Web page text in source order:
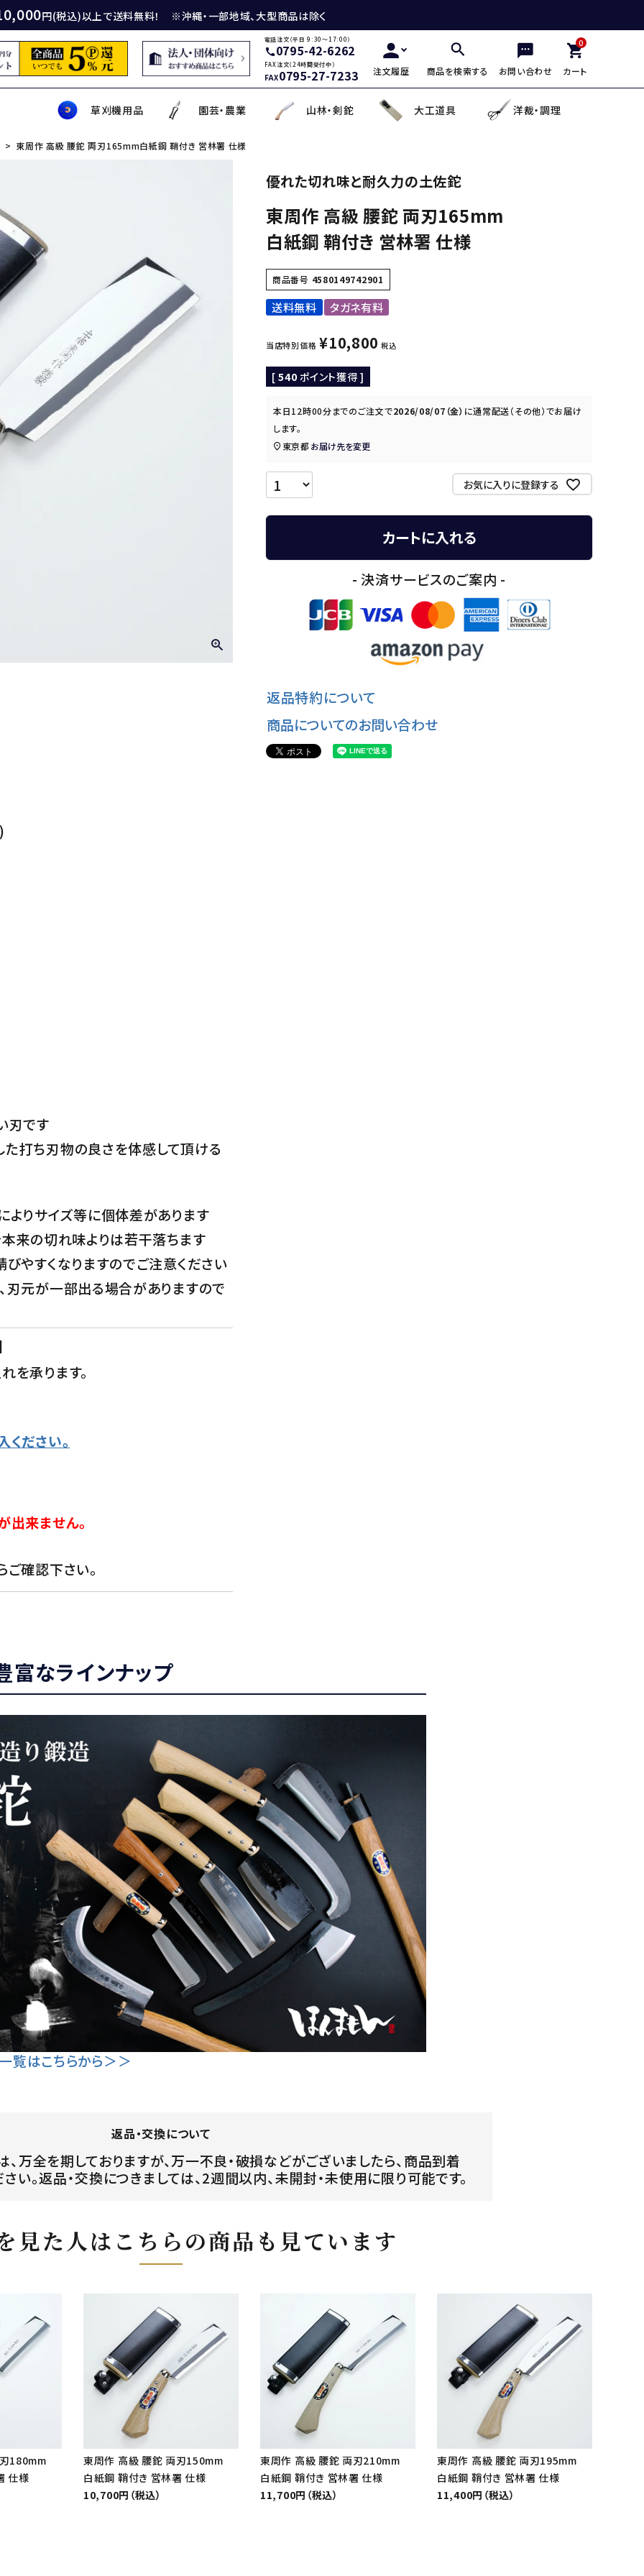
円(税込)以上で送料無料！ ※沖縄・一部地域、大型商品は除く
電話注文（平日 9:30～17:00）
call0795-42-6262
FAX注文（24時間受付中）
FAX0795-27-7233 注文履歴 商品を検索する お問い合わせ
0
カート
ィナイフ 牛刀・筋引き・骨スキ 麺切り包丁
ト商品 包丁収納・ケース デザイン包丁
包丁用砥石 面直し砥石
・金剛砂 メンテナンス用品 セット品
造林鎌
り鎌
草刈機用品
刈機用刃 充電式除草機
・メンテナンス工具 草焼きバーナー
園芸・農業
・園芸用具 芝刈機・管理機・耕耘機爪 土農工具
ト品 携帯・収納ケース
山林・剣鉈
・クサビ 木の皮剥き・角返し 登山用杖・トレッキ
大工道具
先端工具 手鉤
他
洋裁・調理
リエナイフ・カトラリー 盛箸・盛皿・盛台 越前箸
板 蕎麦打ち道具
東周作 高級 腰鉈 両刃165mm白紙鋼 鞘付き 営林署 仕様
刃です
打ち刃物の良さを体感して頂ける
りサイズ等に個体差があります
来の切れ味よりは若干落ちます
やすくなりますのでご注意ください
刃元が一部出る場合がありますので
を承ります。
ださい。
出来ません。
ご確認下さい。
優れた切れ味と耐久力の土佐鉈
東周作 高級 腰鉈 両刃165mm
白紙鋼 鞘付き 営林署 仕様
商品番号 4580149742901
送料無料 タガネ有料
当店特別価格 ¥10,800 税込
[ 540 ポイント獲得 ]
本日12時00分までのご注文で2026/08/07（金） に通常配送（その他）でお届け
します。
東京都 お届け先を変更
お気に入りに登録する
カートに入れる
- 決済サービスのご案内 -
返品特約について
商品についてのお問い合わせ
富なラインナップ
覧はこちらから＞＞
返品・交換について
万全を期しておりますが、万一不良・破損などがございましたら、商品到着
い。返品・交換につきましては、2週間以内、未開封・未使用に限り可能です。
見た人はこちらの商品も見ています
180mm
仕様
東周作 高級 腰鉈 両刃150mm
白紙鋼 鞘付き 営林署 仕様
10,700円（税込）
東周作 高級 腰鉈 両刃210mm
白紙鋼 鞘付き 営林署 仕様
11,700円（税込）
東周作 高級 腰鉈 両刃195mm
白紙鋼 鞘付き 営林署 仕様
11,400円（税込）